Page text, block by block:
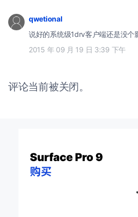
qwetional
说好的系统级1drv客户端还是没个
2015 年 09 月 19 日 3:39 下午
评论当前被关闭。